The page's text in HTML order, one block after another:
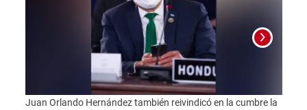
Juan Orlando Hernández también reivindicó en la cumbre la